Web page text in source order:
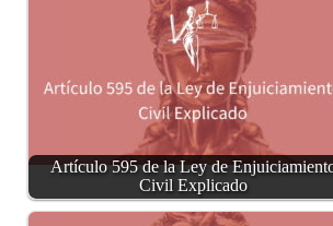
Artículo 595 de la Ley de
Civil Explicado